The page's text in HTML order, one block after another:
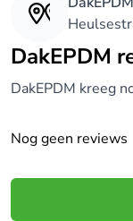
DakEPDM
DakEPDM kreeg
Nog geen reviews